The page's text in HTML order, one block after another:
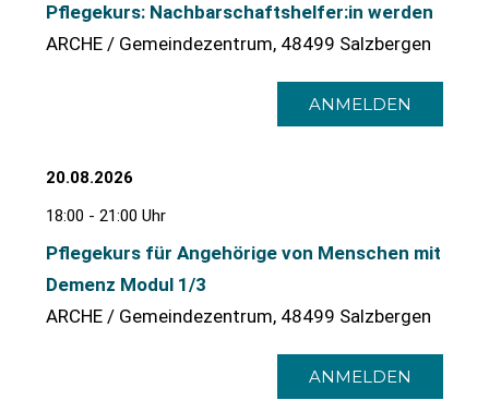
Pflegekurs: Nachbarschaftshelfer:in werden
ARCHE / Gemeindezentrum, 48499 Salzbergen
ANMELDEN
20.08.2026
18:00 - 21:00 Uhr
Pflegekurs für Angehörige von Menschen mit
Demenz Modul 1/3
ARCHE / Gemeindezentrum, 48499 Salzbergen
ANMELDEN